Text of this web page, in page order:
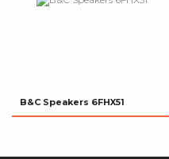
B&C Speakers 6FHX51